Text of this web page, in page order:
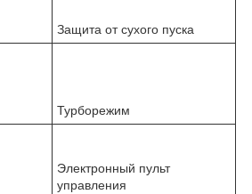
Защита от сухого пуска
Турборежим
Электронный пульт
управления